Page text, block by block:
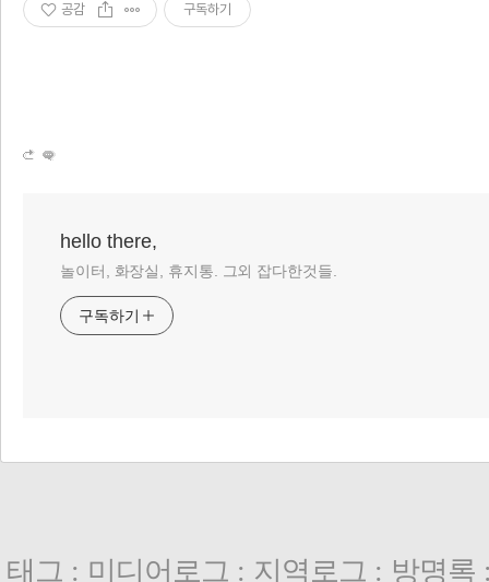
공감 구독하기
hello there,
놀이터, 화장실, 휴지통. 그외 잡다한것들.
구독하기
태그 : 미디어로그 : 지역로그 : 방명록